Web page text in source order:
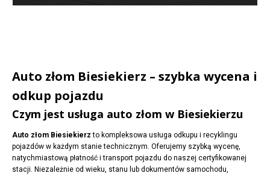
Auto złom Biesiekierz – szybka wycena i
odkup pojazdu
Czym jest usługa auto złom w Biesiekierzu
Auto złom Biesiekierz to kompleksowa usługa odkupu i recyklingu
pojazdów w każdym stanie technicznym. Oferujemy szybką wycenę,
natychmiastową płatność i transport pojazdu do naszej certyfikowanej
stacji. Niezależnie od wieku, stanu lub dokumentów samochodu,